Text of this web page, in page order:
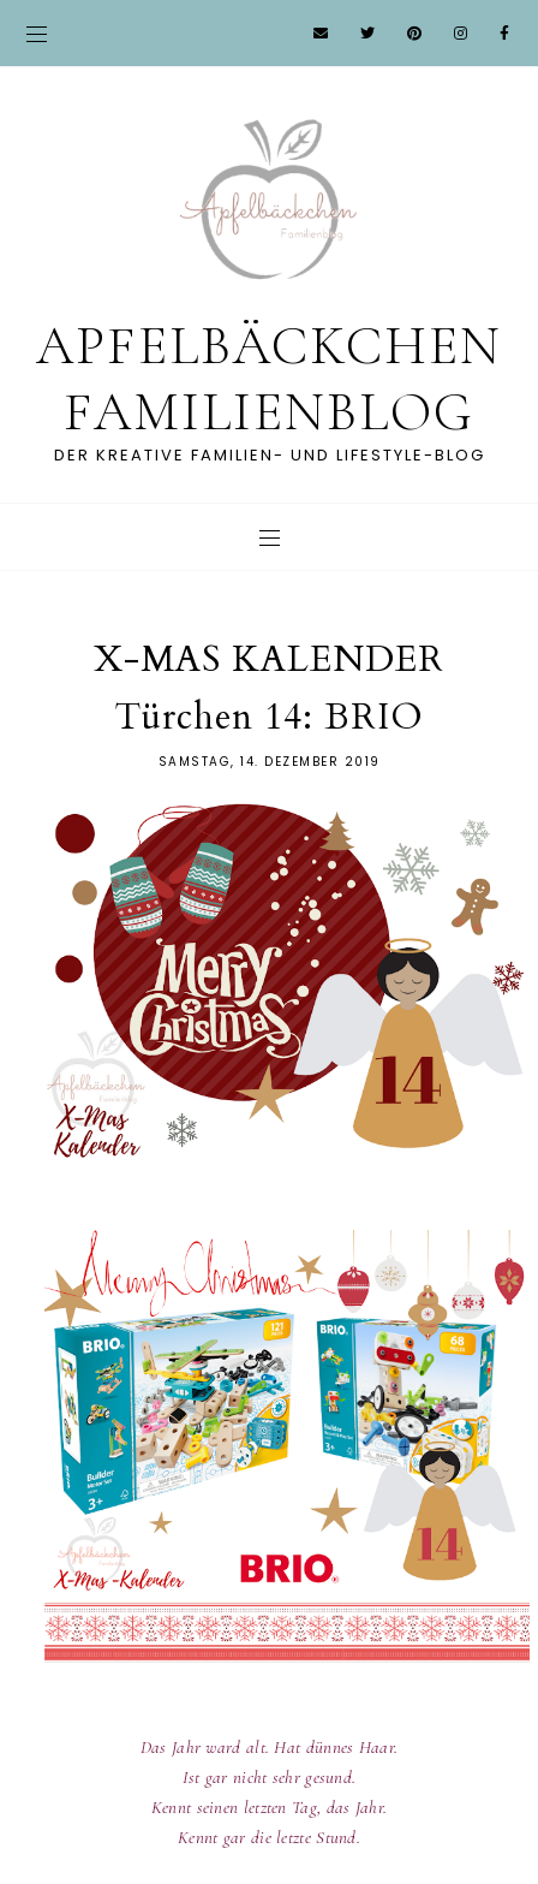
APFELBÄCKCHEN
FAMILIENBLOG
DER KREATIVE FAMILIEN- UND LIFESTYLE-BLOG
X-MAS KALENDER
Türchen 14: BRIO
SAMSTAG, 14. DEZEMBER 2019
Das Jahr ward alt. Hat dünnes Haar.
Ist gar nicht sehr gesund.
Kennt seinen letzten Tag, das Jahr.
Kennt gar die letzte Stund.